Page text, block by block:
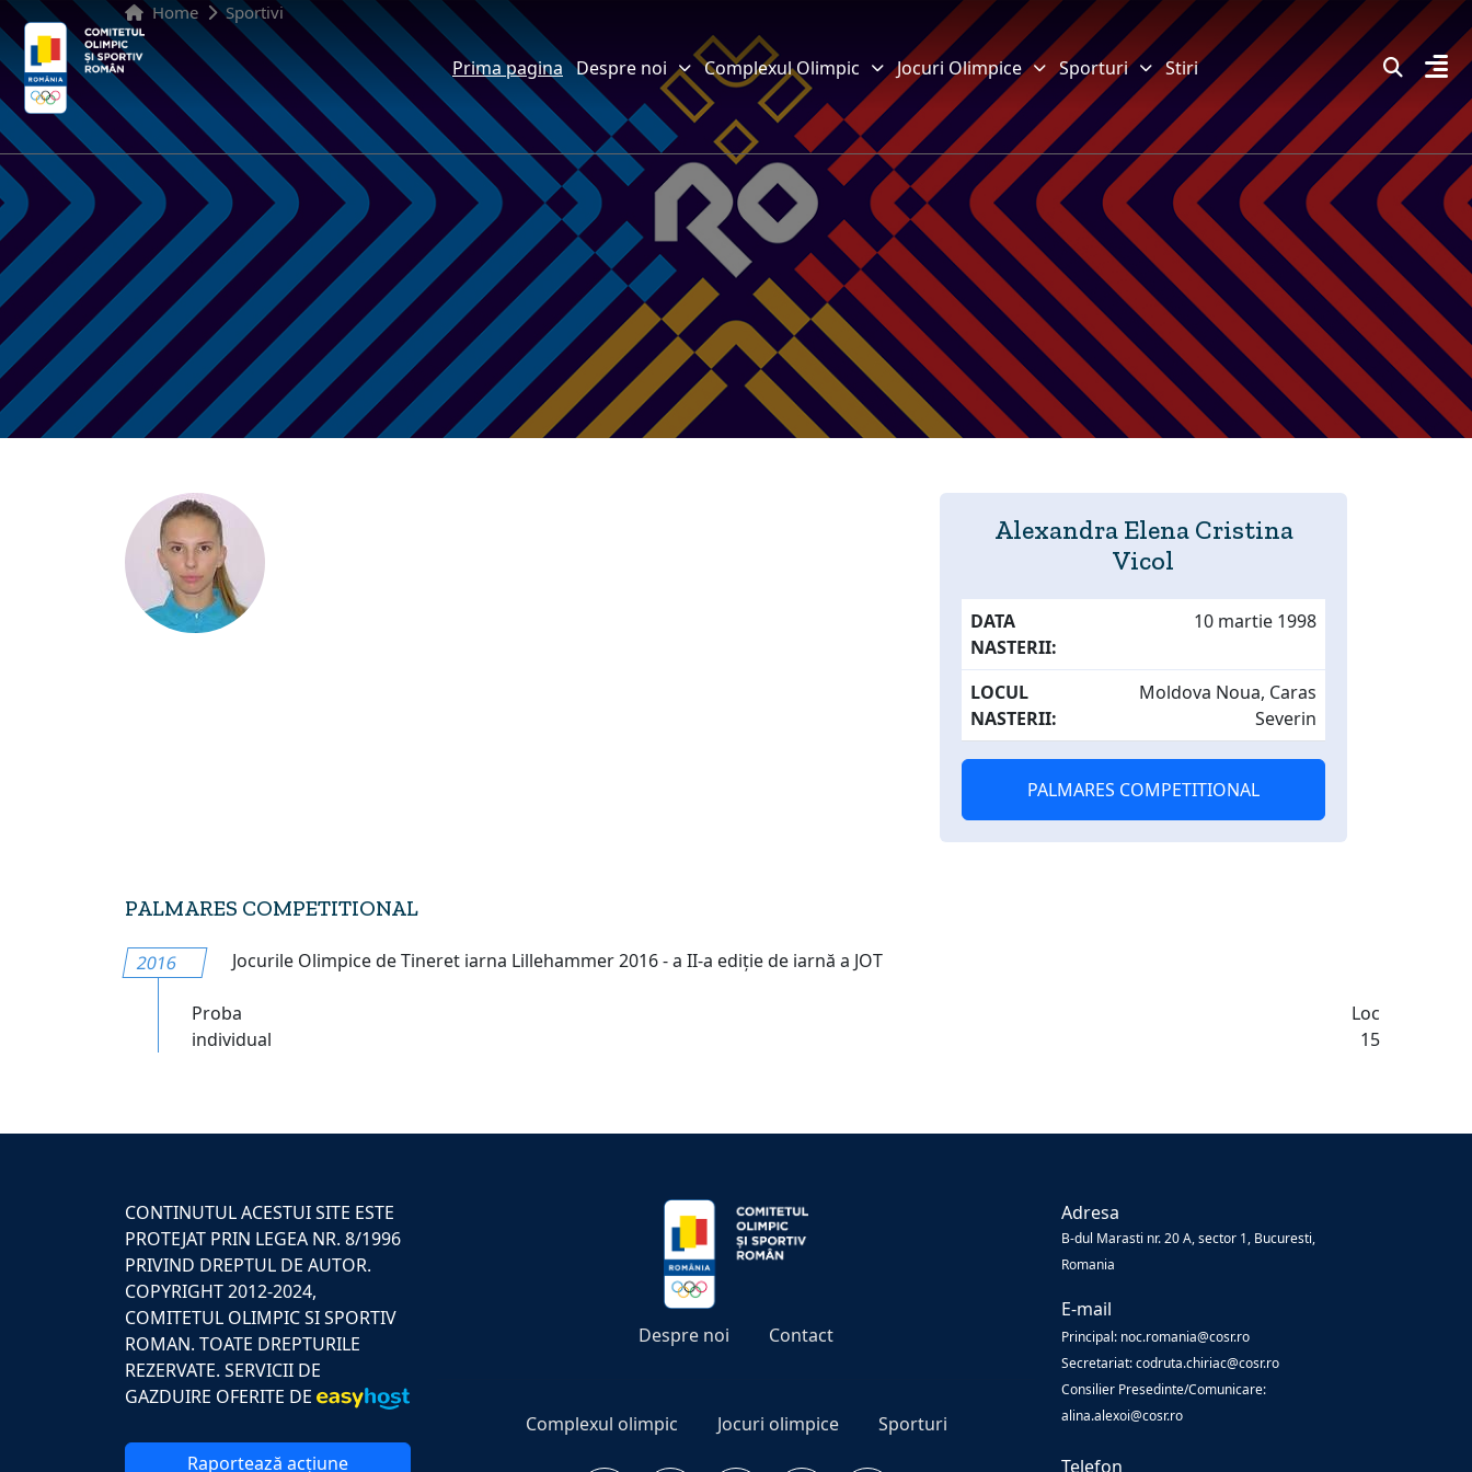
Prima pagina Despre noi Complexul Olimpic Jocuri Olimpice Sporturi Stiri
Home Sportivi
Alexandra Elena Cristina
Vicol
DATA
NASTERII:
10 martie 1998
LOCUL
NASTERII:
Moldova Noua, Caras
Severin
PALMARES COMPETITIONAL
PALMARES COMPETITIONAL
2016 Jocurile Olimpice de Tineret iarna Lillehammer 2016 - a II-a ediție de iarnă a JOT
Proba
Loc
individual
15
CONTINUTUL ACESTUI SITE ESTE
PROTEJAT PRIN LEGEA NR. 8/1996
PRIVIND DREPTUL DE AUTOR.
COPYRIGHT 2012-2024,
COMITETUL OLIMPIC SI SPORTIV
ROMAN. TOATE DREPTURILE
REZERVATE. SERVICII DE
GAZDUIRE OFERITE DE
Raportează acțiune
Despre noi Contact
Complexul olimpic Jocuri olimpice Sporturi
Adresa
B-dul Marasti nr. 20 A, sector 1, Bucuresti,
Romania
E-mail
Principal: noc.romania@cosr.ro
Secretariat: codruta.chiriac@cosr.ro
Consilier Presedinte/Comunicare:
alina.alexoi@cosr.ro
Telefon